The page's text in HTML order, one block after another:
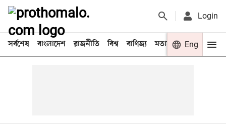
Login
সর্বশেষ বাংলাদেশ রাজনীতি বিশ্ব বাণিজ্য মতামত খেলা
Eng